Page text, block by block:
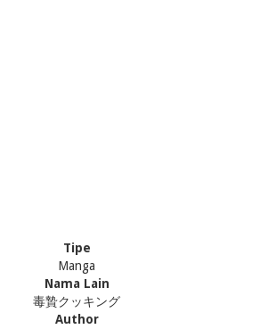
Tipe
Manga
Nama Lain
毒贄クッキング
Author